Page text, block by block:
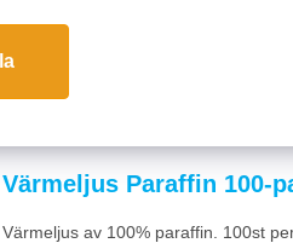
stämningsfull dekoration. Stearin ger
mys hemma eller på arbetsplatsen.
vare den tjocka formen. Värmeljus
Värmeljus Paraffin 100-
Värmeljus av 100% paraffin. 100st